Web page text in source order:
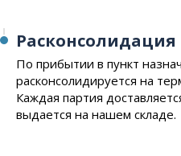
Расконсолидация
По прибытии в пункт
расконсолидируется на
Каждая партия
выдается на нашем складе.